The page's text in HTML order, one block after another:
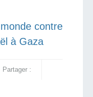
contre
à Gaza
Partager :